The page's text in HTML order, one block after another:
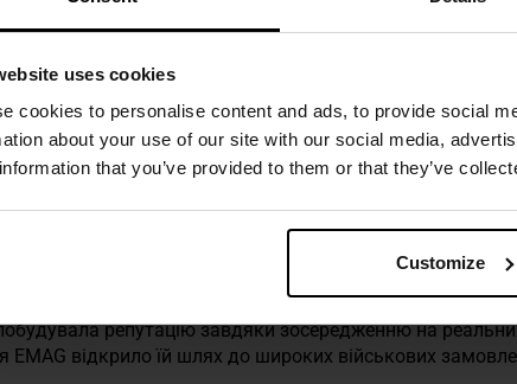
uses cookies
cookies to personalise content and ads, to provide social
about your use of our site with our social media,
that you’ve provided to them or that they’ve
Customize
premium-дилером бренду Magpul.
Corporation — американська компанія, заснована
Її назва походить від першого продукту — тримача
швидке виймання магазинів. Бренд здобув визнання
зі STANAG, відомим винятковою міцністю та
монтажна система M-LOK, яка дає змогу швидко
репутацію завдяки зосередженню на
EMAG відкрило їй шлях до широких військових